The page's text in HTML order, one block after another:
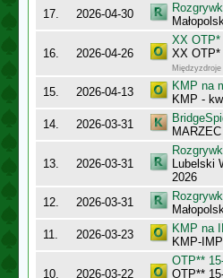
17.
2026-04-30
16. 2026-04-26
XX OTP*
XX OTP*
Międzyzdroje
15. 2026-04-13
KMP na
KMP -
14.
2026-03-31
MARZEC
13. 2026-03-31
Lubelski
2026
12.
2026-03-31
11.
2026-03-23
KMP na
KMP-
10. 2026-03-22
OTP**
OTP**